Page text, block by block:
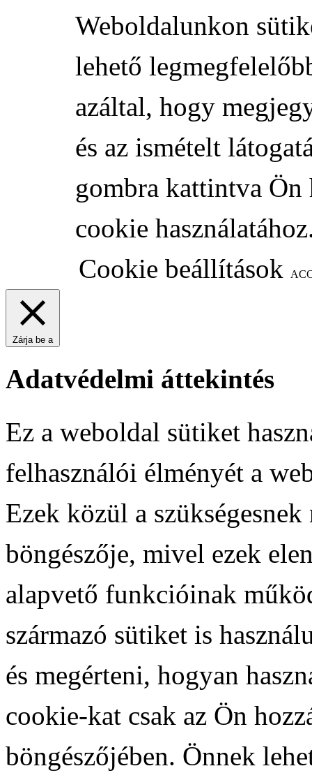
Weboldalunkon
lehető
azáltal, hogy
és az ismételt
gombra kattintva Ön
cookie
Cookie beállítások
Zárja be a
Adatvédelmi áttekintés
Ez a weboldal sütiket
felhasználói élményét a
Ezek közül a
böngészője, mivel ezek
alapvető funkcióinak
származó sütiket is
és megérteni, hogyan
cookie-kat csak az Ön
böngészőjében. Önnek